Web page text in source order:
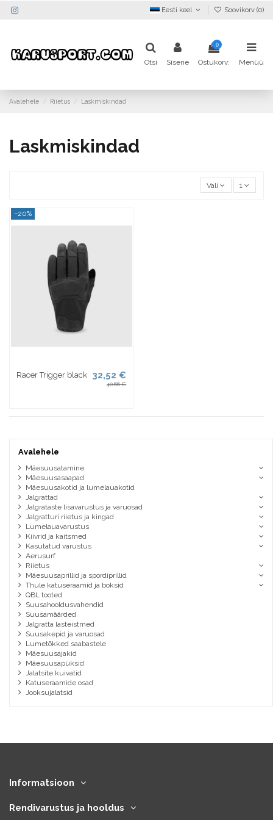
Eesti keel Soovikorv (0)
Otsi Sisene
0
Ostukorv: Menüü
Avalehele Riietus Laskmiskindad
Laskmiskindad
Vali 1
−20%
Racer Trigger black 32,52 €
40,66 €
Avalehele
Mäesuusatamine
Mäesuusasaapad
Mäesuusakotid ja lumelauakotid
Jalgrattad
Jalgrataste lisavarustus ja varuosad
Jalgratturi riietus ja kingad
Lumelauavarustus
Kiivrid ja kaitsmed
Kasutatud varustus
Aerusurf
Riietus
Mäesuusaprillid ja spordiprillid
Thule katuseraamid ja boksid
QBL tooted
Suusahooldusvahendid
Suusamäärded
Jalgratta lasteistmed
Suusakepid ja varuosad
Lumetõkked saabastele
Mäesuusajakid
Mäesuusapüksid
Jalatsite kuivatid
Katuseraamide osad
Jooksujalatsid
Informatsioon
Rendivarustus ja hooldus